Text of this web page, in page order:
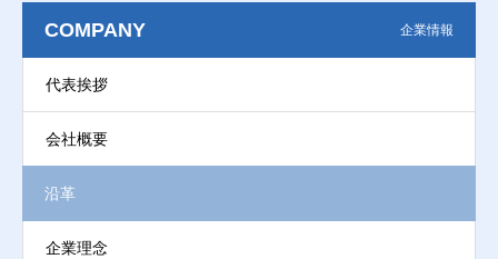
COMPANY 企業情報
代表挨拶
会社概要
沿革
企業理念